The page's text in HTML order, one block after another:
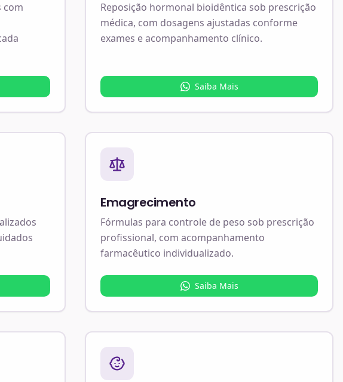
com
Reposição hormonal bioidêntica sob prescrição
médica, com dosagens ajustadas conforme
exames e acompanhamento clínico.
Saiba Mais
Emagrecimento
Fórmulas para controle de peso sob prescrição
profissional, com acompanhamento
farmacêutico individualizado.
Saiba Mais